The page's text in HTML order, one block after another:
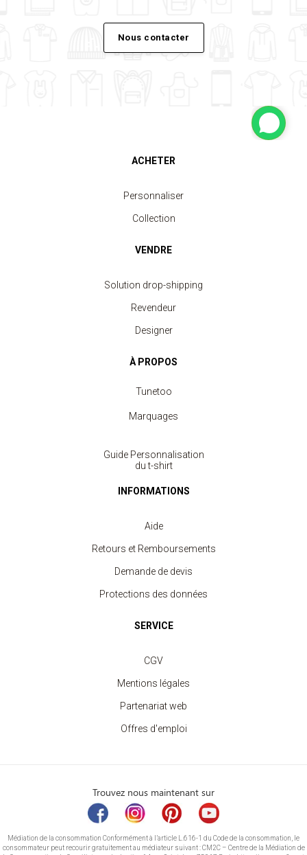
Nous contacter
ACHETER
Personnaliser
Collection
VENDRE
Solution drop-shipping
Revendeur
Designer
À PROPOS
Tunetoo
Marquages
Guide Personnalisation
du t-shirt
INFORMATIONS
Aide
Retours et Remboursements
Demande de devis
Protections des données
SERVICE
CGV
Mentions légales
Partenariat web
Offres d'emploi
Trouvez nous maintenant sur
Médiation de la consommation Conformément à l’article L.616-1 du Code de la consommation, le
consommateur peut recourir gratuitement au médiateur suivant : CM2C – Centre de la Médiation de